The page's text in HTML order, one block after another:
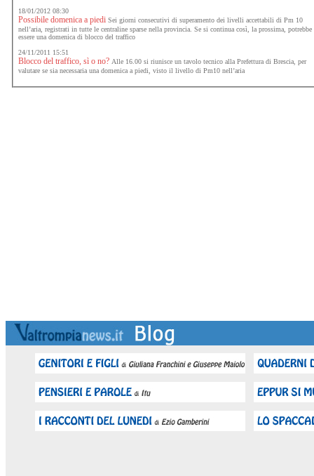
18/01/2012 08:30
Possibile domenica a piedi Sei giorni consecutivi di superamento dei livelli accettabili di Pm 10
nell’aria, registrati in tutte le centraline sparse nella provincia. Se si continua così, la prossima, potrebbe
essere una domenica di blocco del traffico
24/11/2011 15:51
Blocco del traffico, sì o no? Alle 16.00 si riunisce un tavolo tecnico alla Prefettura di Brescia, per
valutare se sia necessaria una domenica a piedi, visto il livello di Pm10 nell’aria